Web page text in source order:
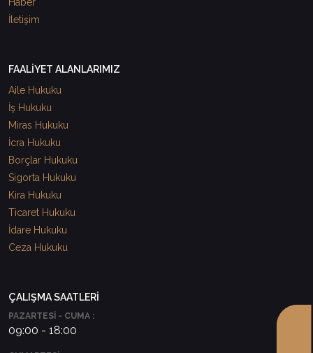
İletişim
FAALİYET ALANLARIMIZ
Aile Hukuku
İş Hukuku
Miras Hukuku
İcra Hukuku
Borçlar Hukuku
Sigorta Hukuku
Kira Hukuku
Ticaret Hukuku
İdare Hukuku
Ceza Hukuku
ÇALIŞMA SAATLERİ
PAZARTESİ - CUMA :
09:00 - 18:00